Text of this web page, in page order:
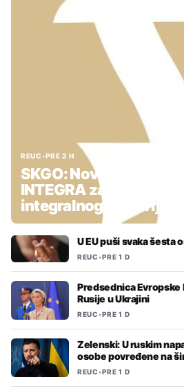
REUC •PRE 2 H
SKGO: Nova podrška
INTEGRA za pripremu
integralnog
U EU puši svaka šesta
REUC•PRE 1 D
Predsednica
Rusije u Ukrajini
REUC•PRE 1 D
Zelenski: U ruskim
osobe povređene na
REUC•PRE 1 D